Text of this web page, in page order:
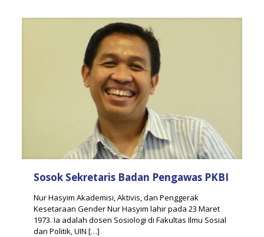
Sosok Sekretaris Badan Pengawas PKBI
Nur Hasyim Akademisi, Aktivis, dan Penggerak
Kesetaraan Gender Nur Hasyim lahir pada 23 Maret
1973. Ia adalah dosen Sosiologi di Fakultas Ilmu Sosial
dan Politik, UIN […]